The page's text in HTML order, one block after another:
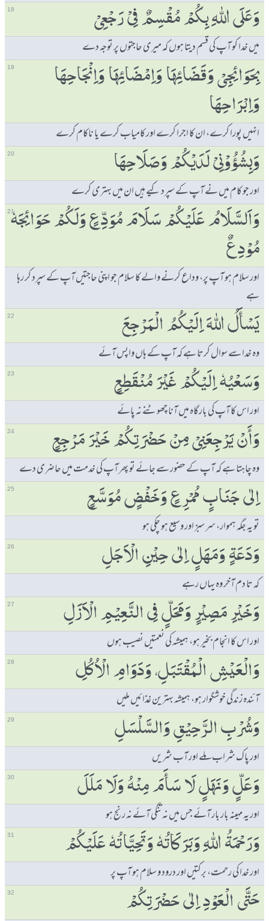
وَعَلَی ﷲِ بِكُمْ مُقْسِمٌ فِیْ رَجْعِیْ 18
میں خدا کو آپ کی قسم دیتا ہوں کہ میری حاجتوں پر توجہ دے
بِحَوَائِجِیْ وَقَضَائِہَا وَاِمْضَائِہَا وَاِنْجَاحِہَا
وَاِبْرَاحِہَا
19
انہیں پورا کرے، ان کا اجرا کرے اور کامیاب کرے یا ناکام کرے
وَبِشُؤُوْنِیْ لَدَیْكُمْ وَصَلَاحِہَا 20
اور جو کام میں نے آپ کے سپرد کیے ہیں ان میں بہتری کرے
وَاَلسَّلَامُ عَلَیْكُمْ سَلَامَ مُوَدِّعٍ وَلَكُمْ حَوَائِجَہٗ
مُوْدِعٌ
21
اور سلام ہو آپ پر، وداع کرنے والے کا سلام جو اپنی حاجتیں آپ کے سپرد کر رہا
ہے
یَسْٲَلُ ﷲَ اِلَیْكُمُ الْمَرْجِعَ 22
وہ خدا سے سوال کرتا ہے کہ آپ کے ہاں واپس آئے
وَسَعْیُہٗ اِلَیْكُمْ غَیْرَ مُنْقَطِعٍ 23
اور اس کا آپ کی بارگاہ میں آنا چھوٹنے نہ پائے
وَٲَنْ یَرْجِعَنِیْ مِنْ حَضْرَتِكُمْ خَیْرَ مَرْجِعٍ 24
وہ چاہتا ہے کہ آپ کے حضور سے جائے تو پھر آپ کی خدمت میں حاضری دے
اِلٰی جَنَابٍ مُمْرِعٍ وَخَفْضٍ مُوَسَّعٍ 25
تو یہ جگہ ہموار، سر سبز اور وسیع ہو چکی ہو
وَدَعَۃٍ وَمَھَلٍ اِلٰی حِیْنِ الْاَجَلِ 26
کہ تا دم آخر وہ یہاں رہے
وَخَیْرِ مَصِیْرٍ وَمَحَلٍّ فِی النَّعِیْمِ الْاَزَلِ 27
اور اس کا انجام بخیر ہو، ہمیشہ کی نعمتیں نصیب ہوں
وَالْعَیْشِ الْمُقْتَبَلِ، وَدَوَامِ الْاُكُلِ 28
آئندہ زندگی خوشگوار ہو، ہمیشہ بہترین غذائیں ملیں
وَشُرْبِ الرَّحِیْقِ وَالسَّلْسَلِ 29
اور پاک شراب ملے اور آب شریں
وَعَلٍّ وَنَھَلٍ لَا سَٲَمَ مِنْہُ وَلَا مَلَلَ 30
اور یہ مہینہ بار بار آئے جس میں نہ تنگی آئے نہ رنج ہو
وَرَحْمَۃُ ﷲِ وَبَرَكَاتُہٗ وَتَحِیَّاتُہٗ عَلَیْكُمْ 31
اور خدا کی رحمت، برکتیں اور درود و سلام ہو آپ پر
حَتَّی الْعَوْدِ اِلٰی حَضْرَتِكُمْ 32